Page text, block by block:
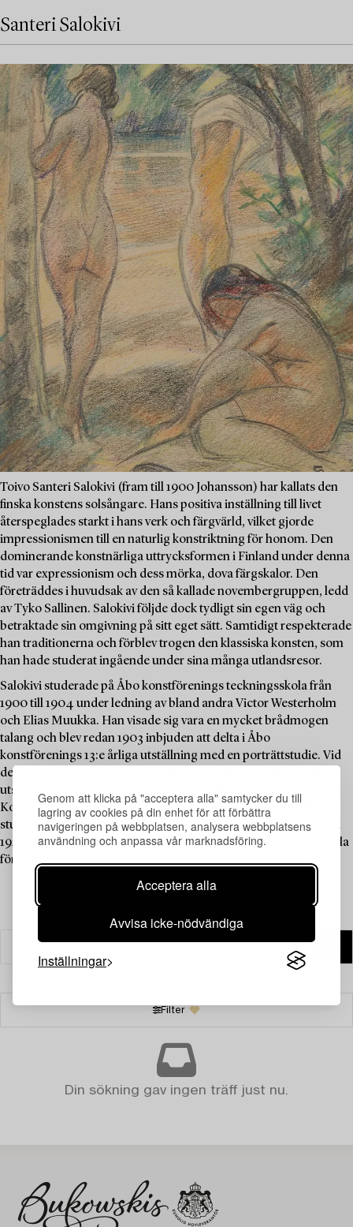
Genom att klicka på "acceptera alla" samtycker du till
lagring av cookies på din enhet för att förbättra
navigeringen på webbplatsen, analysera webbplatsens
användning och anpassa vår marknadsföring.
Acceptera alla
Avvisa icke-nödvändiga
Inställningar
Santeri Salokivi
Toivo Santeri Salokivi (fram till 1900 Johansson) har kallats den
finska konstens solsångare. Hans positiva inställning till livet
återspeglades starkt i hans verk och färgvärld, vilket gjorde
impressionismen till en naturlig konstriktning för honom. Den
dominerande konstnärliga uttrycksformen i Finland under denna
tid var expressionism och dess mörka, dova färgskalor. Den
företräddes i huvudsak av den så kallade novembergruppen, ledd
av Tyko Sallinen. Salokivi följde dock tydligt sin egen väg och
betraktade sin omgivning på sitt eget sätt. Samtidigt respekterade
han traditionerna och förblev trogen den klassiska konsten, som
han hade studerat ingående under sina många utlandsresor.
Salokivi studerade på Åbo konstförenings teckningsskola från
1900 till 1904 under ledning av bland andra Victor Westerholm
och Elias Muukka. Han visade sig vara en mycket brådmogen
talang och blev redan 1903 inbjuden att delta i Åbo
konstförenings 13:e årliga utställning med en porträttstudie. Vid
den tiden var det mycket ovanligt att en nybörjare antogs till
utställningen. Efter konstskolan studerade han vid Kungliga
Konstakademien i München 1905–1906 och 1908–1909. Han
studerade också vid olika akademier i Paris 1906, 1912, 1924 och
1925. Hans resor till Venedig 1911 och Rom 1914 var betydelsefulla
för hans konstnärliga utveckling.
Filter
Din sökning gav ingen träff just nu.